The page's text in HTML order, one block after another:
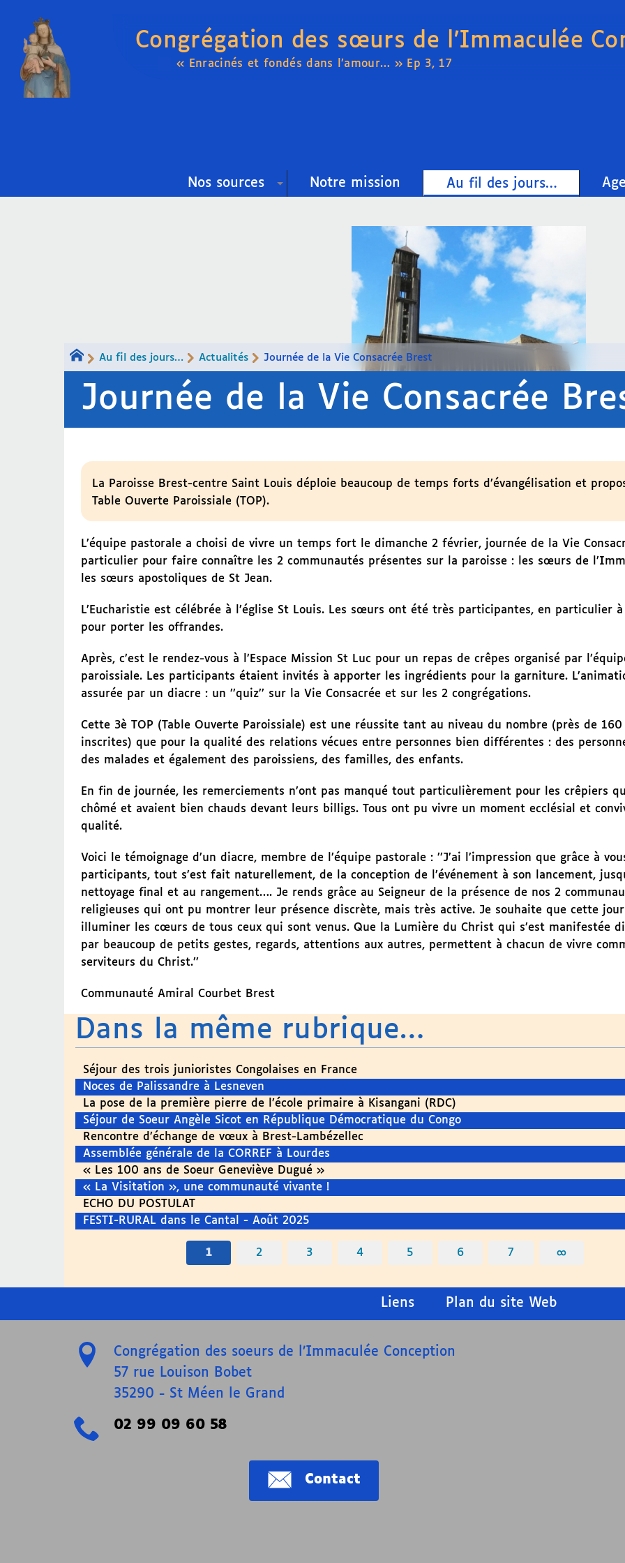
Congrégation des sœurs de l’Immaculée
« Enracinés et fondés dans l’amour… » Ep 3, 17
Nos sources Notre mission Au fil des jours…
Au fil des jours… Actualités Journée de la Vie Consacrée Brest
Journée de la Vie Consacrée
La Paroisse Brest-centre Saint Louis déploie beaucoup de temps forts d’évangélisation et
Table Ouverte Paroissiale (TOP).
L’équipe pastorale a choisi de vivre un temps fort le dimanche 2 février, journée de la Vie
particulier pour faire connaître les 2 communautés présentes sur la paroisse : les sœurs de
les sœurs apostoliques de St Jean.
L’Eucharistie est célébrée à l’église St Louis. Les sœurs ont été très participantes, en particulier
pour porter les offrandes.
Après, c’est le rendez-vous à l’Espace Mission St Luc pour un repas de crêpes organisé par
paroissiale. Les participants étaient invités à apporter les ingrédients pour la garniture.
assurée par un diacre : un ’’quiz’’ sur la Vie Consacrée et sur les 2 congrégations.
Cette 3è TOP (Table Ouverte Paroissiale) est une réussite tant au niveau du nombre (près de 160
inscrites) que pour la qualité des relations vécues entre personnes bien différentes : des
des malades et également des paroissiens, des familles, des enfants.
En fin de journée, les remerciements n’ont pas manqué tout particulièrement pour les crêpiers
chômé et avaient bien chauds devant leurs billigs. Tous ont pu vivre un moment ecclésial et
qualité.
Voici le témoignage d’un diacre, membre de l’équipe pastorale : ’’J’ai l’impression que grâce à
participants, tout s’est fait naturellement, de la conception de l’événement à son lancement,
nettoyage final et au rangement…. Je rends grâce au Seigneur de la présence de nos 2
religieuses qui ont pu montrer leur présence discrète, mais très active. Je souhaite que cette
illuminer les cœurs de tous ceux qui sont venus. Que la Lumière du Christ qui s’est manifestée
par beaucoup de petits gestes, regards, attentions aux autres, permettent à chacun de vivre
serviteurs du Christ.’’
Communauté Amiral Courbet Brest
Dans la même rubrique…
Séjour des trois junioristes Congolaises en France
Noces de Palissandre à Lesneven
La pose de la première pierre de l’école primaire à Kisangani (RDC)
Séjour de Soeur Angèle Sicot en République Démocratique du Congo
Rencontre d’échange de vœux à Brest-Lambézellec
Assemblée générale de la CORREF à Lourdes
« Les 100 ans de Soeur Geneviève Dugué »
« La Visitation », une communauté vivante !
ECHO DU POSTULAT
FESTI-RURAL dans le Cantal - Août 2025
1 2 3 4 5 6 7 ∞
Liens Plan du site Web
Congrégation des soeurs de l’Immaculée Conception
57 rue Louison Bobet
35290 - St Méen le Grand
02 99 09 60 58
Contact